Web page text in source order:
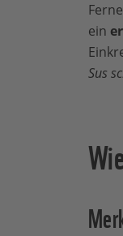
ein
Sus